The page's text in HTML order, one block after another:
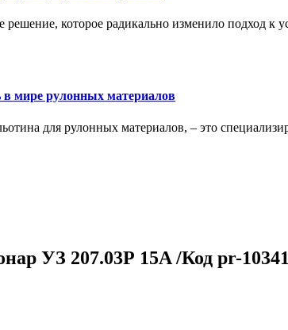
которое радикально изменило подход к
мире рулонных материалов
для рулонных материалов, – это
УЗ 207.03Р 15A /Код pr-